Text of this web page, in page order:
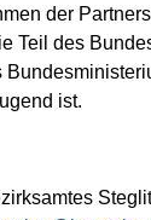
der
Teil des
ist.